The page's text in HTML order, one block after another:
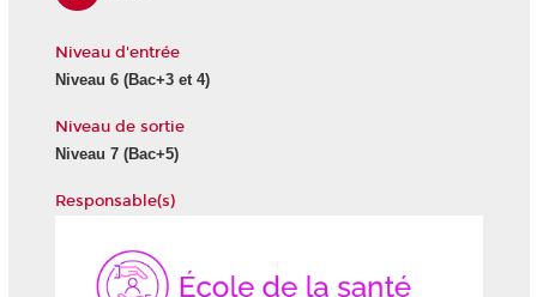
Niveau d'entrée
Niveau 6(Bac+3 et 4)
Niveau de sortie
Niveau 7(Bac+5)
Responsable(s)